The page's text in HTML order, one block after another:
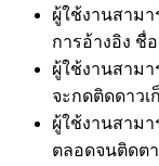
ผู้ใช้งานสาม
การอ้างอิง ชื่
ผู้ใช้งานสาม
จะกดติดดาว
ผู้ใช้งานสาม
ตลอดจนติดต